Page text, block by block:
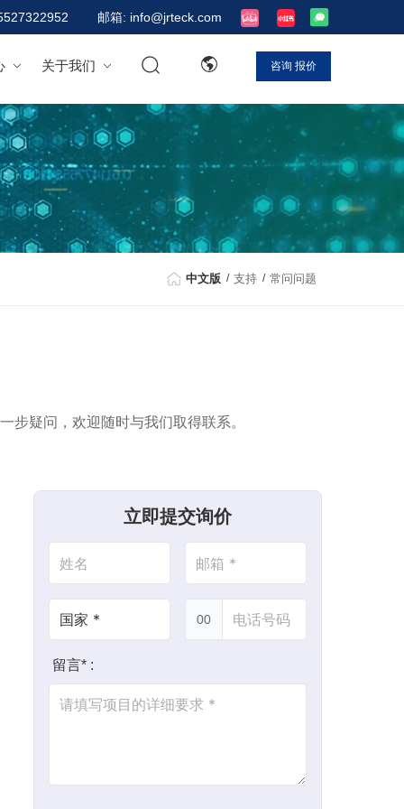
邮箱: info@jrteck.com
关于我们 咨询 报价
中文版 支持 常问问题
步疑问，欢迎随时与我们取得联系。
立即提交询价
00
留言* :